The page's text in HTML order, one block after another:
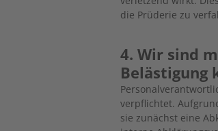
die Prüderie zu
4. Wir sind
Belästigung
verpflichtet.
sie zunächst eine